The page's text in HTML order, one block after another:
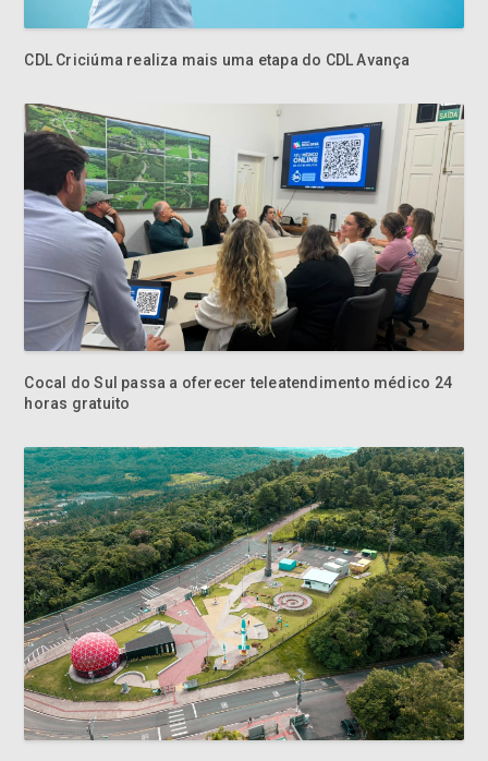
CDL Criciúma realiza mais uma etapa do CDL Avança
Cocal do Sul passa a oferecer teleatendimento médico 24
horas gratuito